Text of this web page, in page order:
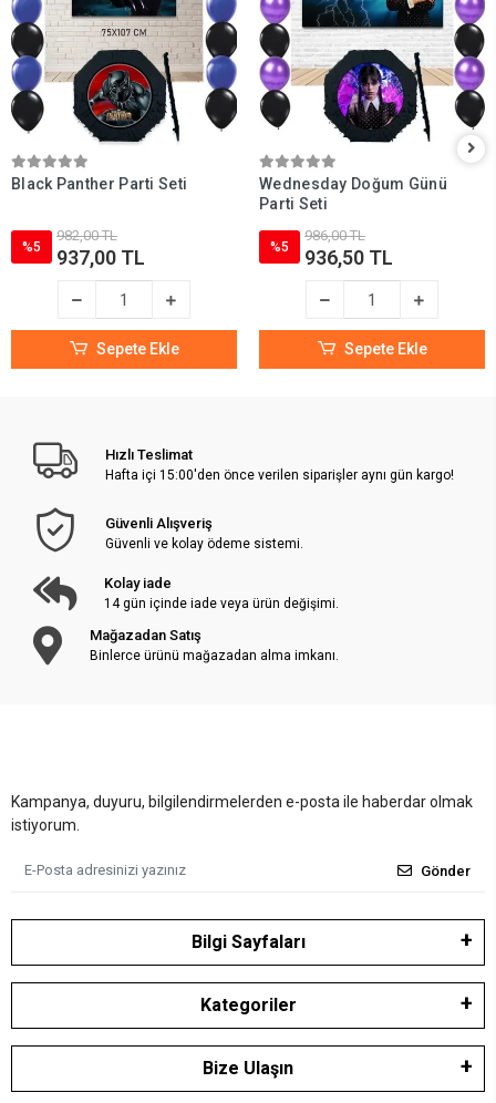
Black Panther Parti Seti
%5
982,00 TL
937,00 TL
Sepete Ekle
Wednesday Doğum Günü
Parti Seti
%5
986,00 TL
936,50 TL
Sepete Ekle
Hızlı Teslimat
Hafta içi 15:00'den önce verilen siparişler aynı gün kargo!
Güvenli Alışveriş
Güvenli ve kolay ödeme sistemi.
Kolay iade
14 gün içinde iade veya ürün değişimi.
Mağazadan Satış
Binlerce ürünü mağazadan alma imkanı.
Kampanya, duyuru, bilgilendirmelerden e-posta ile haberdar olmak
istiyorum.
Gönder
Bilgi Sayfaları
Kategoriler
Bize Ulaşın